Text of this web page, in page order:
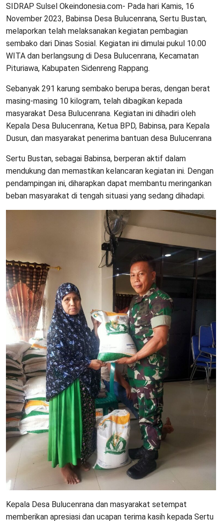
SIDRAP Sulsel Okeindonesia.com- Pada hari Kamis, 16
November 2023, Babinsa Desa Bulucenrana, Sertu Bustan,
melaporkan telah melaksanakan kegiatan pembagian
sembako dari Dinas Sosial. Kegiatan ini dimulai pukul 10.00
WITA dan berlangsung di Desa Bulucenrana, Kecamatan
Pituriawa, Kabupaten Sidenreng Rappang.
Sebanyak 291 karung sembako berupa beras, dengan berat
masing-masing 10 kilogram, telah dibagikan kepada
masyarakat Desa Bulucenrana. Kegiatan ini dihadiri oleh
Kepala Desa Bulucenrana, Ketua BPD, Babinsa, para Kepala
Dusun, dan masyarakat penerima bantuan desa Bulucenrana
Sertu Bustan, sebagai Babinsa, berperan aktif dalam
mendukung dan memastikan kelancaran kegiatan ini. Dengan
pendampingan ini, diharapkan dapat membantu meringankan
beban masyarakat di tengah situasi yang sedang dihadapi.
Kepala Desa Bulucenrana dan masyarakat setempat
memberikan apresiasi dan ucapan terima kasih kepada Sertu